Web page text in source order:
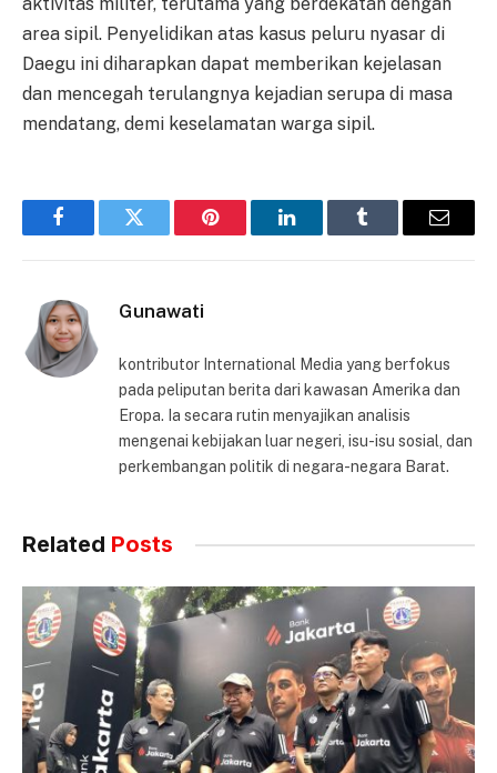
area sipil. Penyelidikan atas kasus peluru nyasar di
Daegu ini diharapkan dapat memberikan kejelasan
dan mencegah terulangnya kejadian serupa di masa
mendatang, demi keselamatan warga sipil.
FacebookTwitter Pinterest LinkedInTumblr Email
Gunawati
kontributor International Media yang berfokus
pada peliputan berita dari kawasan Amerika dan
Eropa. Ia secara rutin menyajikan analisis
mengenai kebijakan luar negeri, isu-isu sosial, dan
perkembangan politik di negara-negara Barat.
Related Posts